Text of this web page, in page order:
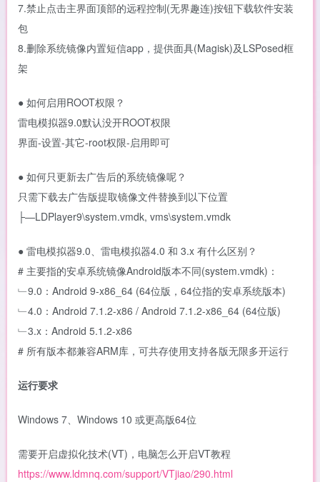
7.禁止点击主界面顶部的远程控制(无界趣连)按钮下载软件安装
包
8.删除系统镜像内置短信app，提供面具(Magisk)及LSPosed框
架
● 如何启用ROOT权限？
雷电模拟器9.0默认没开ROOT权限
界面-设置-其它-root权限-启用即可
● 如何只更新去广告后的系统镜像呢？
只需下载去广告版提取镜像文件替换到以下位置
├—LDPlayer9\system.vmdk, vms\system.vmdk
● 雷电模拟器9.0、雷电模拟器4.0 和 3.x 有什么区别？
# 主要指的安卓系统镜像Android版本不同(system.vmdk)：
﹂9.0：Android 9-x86_64 (64位版，64位指的安卓系统版本)
﹂4.0：Android 7.1.2-x86 / Android 7.1.2-x86_64 (64位版)
﹂3.x：Android 5.1.2-x86
# 所有版本都兼容ARM库，可共存使用支持各版无限多开运行
运行要求
Windows 7、Windows 10 或更高版64位
需要开启虚拟化技术(VT)，电脑怎么开启VT教程
https://www.ldmnq.com/support/VTjiao/290.html